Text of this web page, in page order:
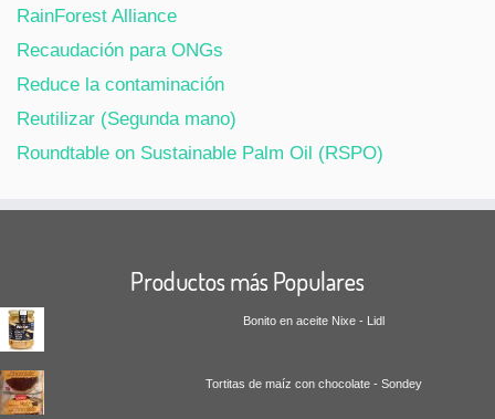
RainForest Alliance
Recaudación para ONGs
Reduce la contaminación
Reutilizar (Segunda mano)
Roundtable on Sustainable Palm Oil (RSPO)
Productos más Populares
Bonito en aceite Nixe - Lidl
Tortitas de maíz con chocolate - Sondey